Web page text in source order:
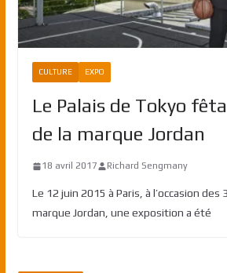
CULTURE EXPO
Le Palais de Tokyo
de la marque Jordan
18 avril 2017 Richard Sengmany
Le 12 juin 2015 à Paris, à l’occasion des
marque Jordan, une exposition a été